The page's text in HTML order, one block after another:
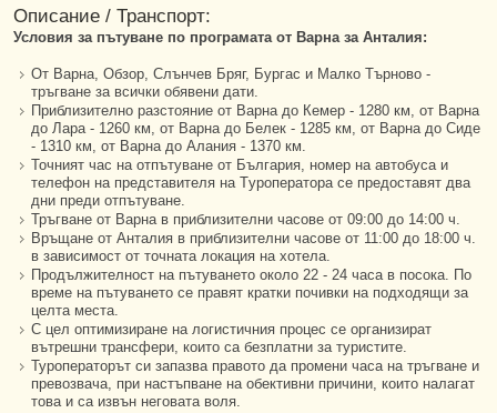
Описание / Транспорт:
Условия за пътуване по програмата от Варна за Анталия:
От Варна, Обзор, Слънчев Бряг, Бургас и Малко Търново -
тръгване за всички обявени дати.
Приблизително разстояние от Варна до Кемер - 1280 км, от Варна
до Лара - 1260 км, от Варна до Белек - 1285 км, от Варна до Сиде
- 1310 км, от Варна до Алания - 1370 км.
Точният час на отпътуване от България, номер на автобуса и
телефон на представителя на Tуроператора се предоставят два
дни преди отпътуване.
Тръгване от Варна в приблизителни часове от 09:00 до 14:00 ч.
Връщане от Анталия в приблизителни часове от 11:00 до 18:00 ч.
в зависимост от точната локация на хотела.
Продължителност на пътуването около 22 - 24 часа в посока. По
време на пътуването се правят кратки почивки на подходящи за
целта места.
С цел оптимизиране на логистичния процес се организират
вътрешни трансфери, които са безплатни за туристите.
Туроператорът си запазва правото да промени часа на тръгване и
превозвача, при настъпване на обективни причини, които налагат
това и са извън неговата воля.